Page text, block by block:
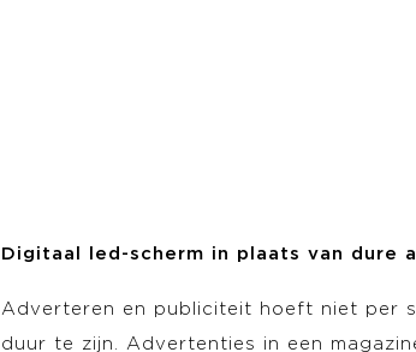
Digitaal led-scherm in plaats van dure
Adverteren en publiciteit hoeft niet per
duur te zijn. Advertenties in een